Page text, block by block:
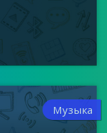
Музыка